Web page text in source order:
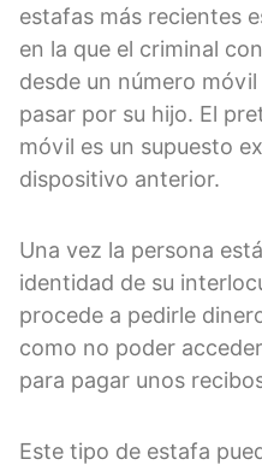
estafas más recientes
en la que el criminal
desde un número
pasar por su hijo. El
móvil es un supuesto
dispositivo anterior.
Una vez la persona
identidad de su
procede a pedirle
como no poder
para pagar unos
Este tipo de estafa